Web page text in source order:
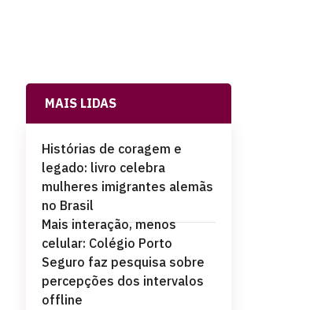
MAIS LIDAS
Histórias de coragem e
legado: livro celebra
mulheres imigrantes alemãs
no Brasil
Mais interação, menos
celular: Colégio Porto
Seguro faz pesquisa sobre
percepções dos intervalos
offline